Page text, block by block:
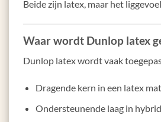
Beide zijn latex, maar het
Waar wordt Dunlop latex
Dunlop latex wordt vaak
Dragende kern in een latex
Ondersteunende laag in